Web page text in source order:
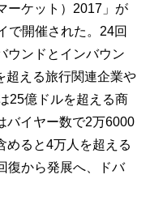
ーケット）2017」が
で開催された。24回
ウンドとインバウン
超える旅行関連企業や
25億ドルを超える商
バイヤー数で2万6000
めると4万人を超える
復から発展へ、ドバ